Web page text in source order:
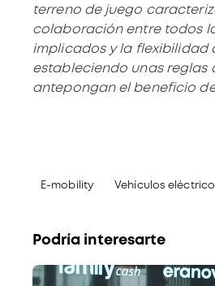
terreno de juego
colaboración entre todos
implicados y la flexibilidad
estableciendo unas reglas
antepongan el beneficio
E-mobility Vehículos
Podría interesarte